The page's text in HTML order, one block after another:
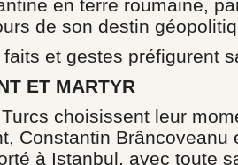
en terre roumaine,
de son destin
faits et gestes préfigurent
ET MARTYR
choisissent leur
Constantin
à Istanbul, avec toute